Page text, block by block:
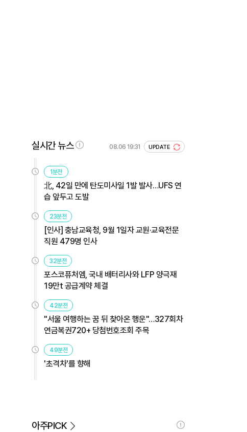
실시간 뉴스 08.06 19:31 UPDATE
1분전
北, 42일 만에 탄도미사일 1발 발사…UFS 연
습 앞두고 도발
23분전
[인사] 충남교육청, 9월 1일자 교원·교육전문
직원 479명 인사
32분전
포스코퓨처엠, 국내 배터리사와 LFP 양극재
19만t 공급계약 체결
42분전
"서울 여행하는 꿈 뒤 찾아온 행운"…327회차
연금복권720+ 당첨번호조회 주목
49분전
'초격차'를 향해
아주PICK